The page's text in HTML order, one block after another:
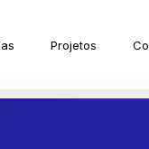
Projetos